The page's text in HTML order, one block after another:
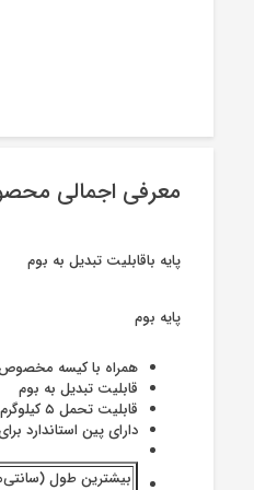
معرفی اجمالی
پایه باقابلیت تبدیل به بوم
پایه بوم
همراه با کیسه مخصوص
قابلیت تبدیل به بوم
قابلیت تحمل ۵ کیلوگرم بار
دارای پین استاندارد
بیشترین طول